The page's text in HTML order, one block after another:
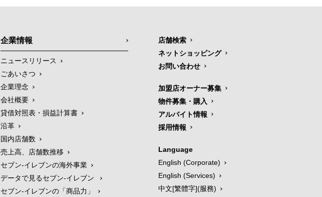
企業情報
ニュースリリース
ごあいさつ
企業理念
会社概要
貸借対照表・損益計算書
沿革
国内店舗数
売上高、店舗数推移
セブン‐イレブンの海外事業
データで見るセブン‐イレブン
セブン‐イレブンの「商品力」
店舗検索
ネットショッピング
お問い合わせ
加盟店オーナー募集
物件募集・購入
アルバイト情報
採用情報
Language
English (Corporate)
English (Services)
中文[繁體字](服務)